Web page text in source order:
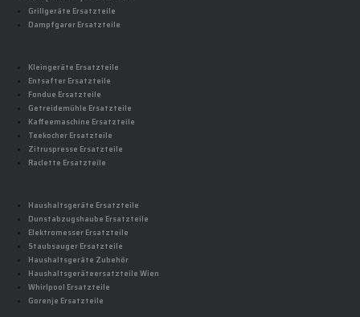
Grillgeräte Ersatzteile
Dampfgarer Ersatzteile
Kleingeräte Ersatzteile
Entsafter Ersatzteile
Fondue Ersatzteile
Getreidemühle Ersatzteile
Kaffeemaschine Ersatzteile
Teekocher Ersatzteile
Zitruspresse Ersatzteile
Raclette Ersatzteile
Haushaltsgeräte Ersatzteile
Dunstabzugshaube Ersatzteile
Elektromesser Ersatzteile
Staubsauger Ersatzteile
Haushaltsgeräte Zubehör
Haushaltsgeräteersatzteile Wien
Whirlpool Ersatzteile
Gorenje Ersatzteile